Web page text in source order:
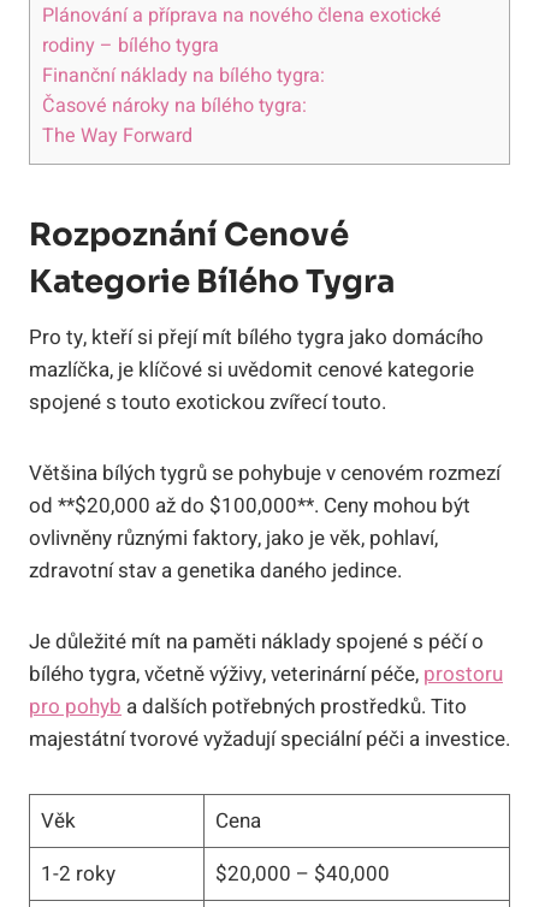
Plánování ⁤a příprava na nového člena exotické
rodiny – bílého tygra
Finanční náklady na bílého tygra:
Časové nároky na bílého tygra:
The Way Forward
Rozpoznání Cenové⁢
Kategorie‍ Bílého Tygra
Pro‌ ty, ​kteří si přejí mít bílého tygra jako domácího
mazlíčka, je klíčové ‌si uvědomit cenové kategorie
spojené s touto exotickou ⁣zvířecí ⁢touto.
Většina bílých tygrů se pohybuje⁢ v cenovém rozmezí
od **$20,000 až do $100,000**. Ceny mohou být​
ovlivněny různými faktory, jako je věk, pohlaví,
zdravotní stav a genetika daného jedince.
Je důležité mít na paměti náklady spojené s ⁣péčí o
bílého ⁣tygra, ‌včetně výživy, veterinární‌ péče, prostoru
pro pohyb ⁣ a dalších potřebných prostředků. Tito
majestátní tvorové vyžadují speciální péči a investice.
Věk
Cena
1-2 roky
$20,000 – $40,000